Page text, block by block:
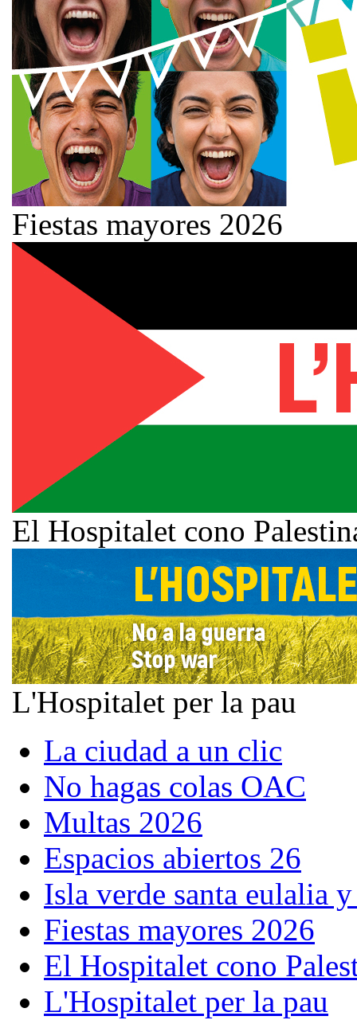
Fiestas mayores 2026
El Hospitalet cono
L'Hospitalet per la pau
La ciudad a un clic
No hagas colas OAC
Multas 2026
Espacios abiertos 26
Isla verde santa eulalia
Fiestas mayores 2026
El Hospitalet cono
L'Hospitalet per la pau